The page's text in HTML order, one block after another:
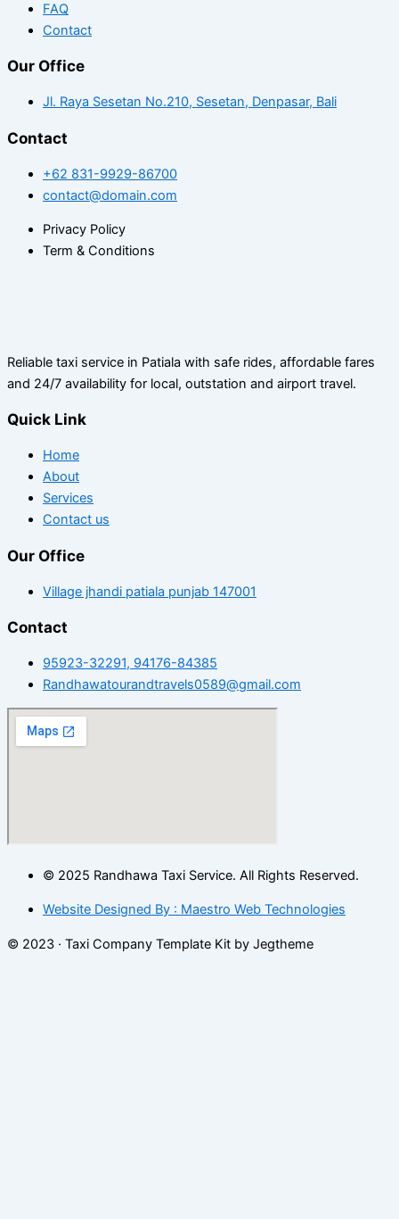
FAQ
Contact
Our Office
Jl. Raya Sesetan No.210, Sesetan, Denpasar, Bali
Contact
+62 831-9929-86700
contact@domain.com
Privacy Policy
Term & Conditions
Reliable taxi service in Patiala with safe rides, affordable fares
and 24/7 availability for local, outstation and airport travel.
Quick Link
Home
About
Services
Contact us
Our Office
Village jhandi patiala punjab 147001
Contact
95923-32291, 94176-84385
Randhawatourandtravels0589@gmail.com
© 2025 Randhawa Taxi Service. All Rights Reserved.
Website Designed By : Maestro Web Technologies
© 2023 · Taxi Company Template Kit by Jegtheme